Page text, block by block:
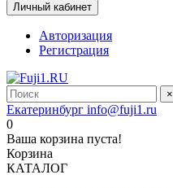
Личный кабинет
Авторизация
Регистрация
×
Екатеринбург info@fuji1.ru
0
Ваша корзина пуста!
Корзина
КАТАЛОГ